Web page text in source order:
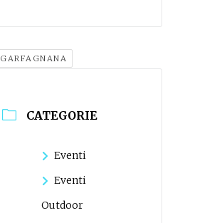
GARFAGNANA
CATEGORIE
Eventi
Eventi
Outdoor